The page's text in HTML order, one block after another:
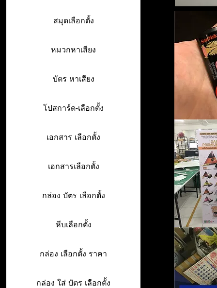
สมุดเลือกตั้ง
หมวกหาเสียง
บัตร หาเสียง
โปสการ์ด-เลือกตั้ง
เอกสาร เลือกตั้ง
เอกสารเลือกตั้ง
กล่อง บัตร เลือกตั้ง
หีบเลือกตั้ง
กล่อง เลือกตั้ง ราคา
กล่อง ใส่ บัตร เลือกตั้ง